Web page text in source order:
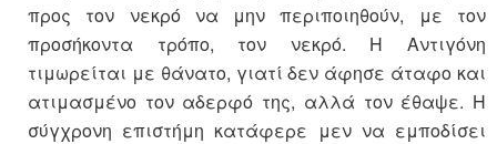
προς τον νεκρό να μην περιποιηθούν, με τον
προσήκοντα τρόπο, τον νεκρό. Η Αντιγόνη
τιμωρείται με θάνατο, γιατί δεν άφησε άταφο και
ατιμασμένο τον αδερφό της, αλλά τον έθαψε. Η
σύγχρονη επιστήμη κατάφερε μεν να εμποδίσει